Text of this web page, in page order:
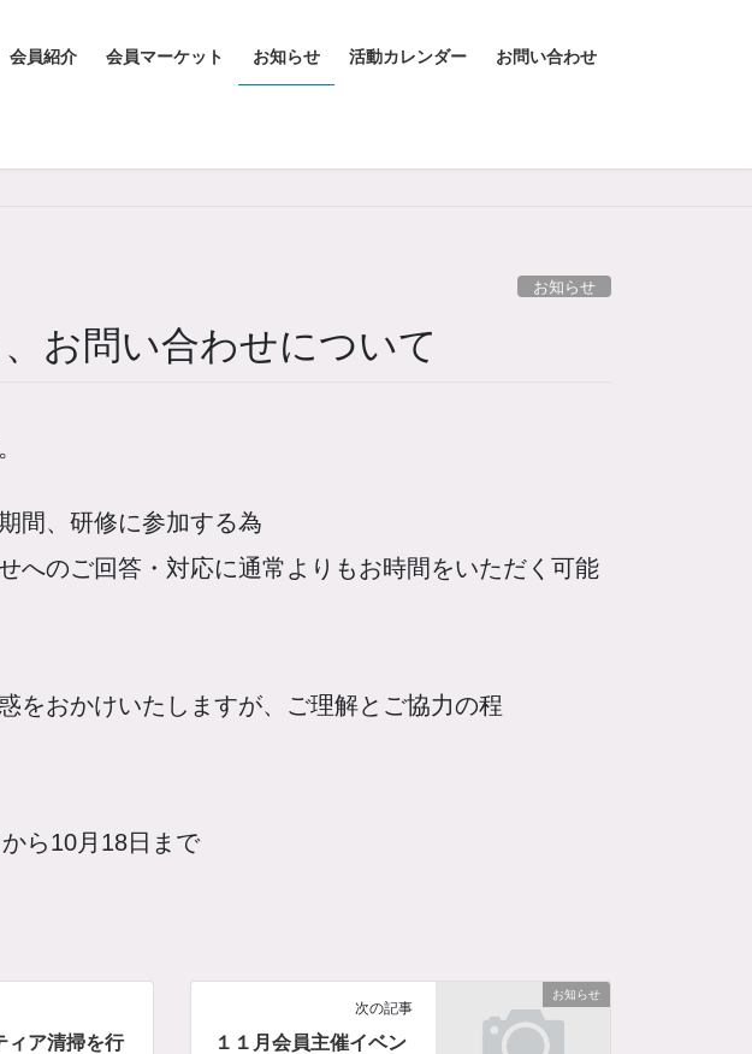
会員紹介 会員マーケット お知らせ 活動カレンダー お問い合わせ
お知らせ
お問い合わせについて
間、研修に参加する為
へのご回答・対応に通常よりもお時間をいただく可能
をおかけいたしますが、ご理解とご協力の程
ら10月18日まで
ィア清掃を行
お知らせ
次の記事
１１月会員主催イベン